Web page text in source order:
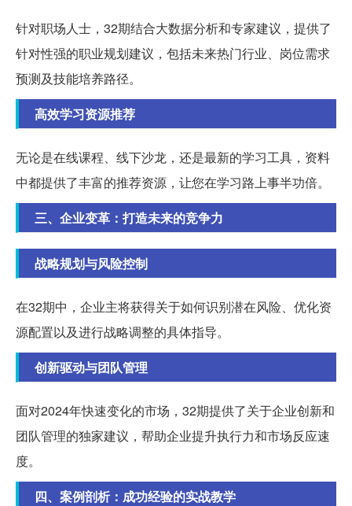
针对职场人士，32期结合大数据分析和专家建议，提供了
针对性强的职业规划建议，包括未来热门行业、岗位需求
预测及技能培养路径。
高效学习资源推荐
无论是在线课程、线下沙龙，还是最新的学习工具，资料
中都提供了丰富的推荐资源，让您在学习路上事半功倍。
三、企业变革：打造未来的竞争力
战略规划与风险控制
在32期中，企业主将获得关于如何识别潜在风险、优化资
源配置以及进行战略调整的具体指导。
创新驱动与团队管理
面对2024年快速变化的市场，32期提供了关于企业创新和
团队管理的独家建议，帮助企业提升执行力和市场反应速
度。
四、案例剖析：成功经验的实战教学